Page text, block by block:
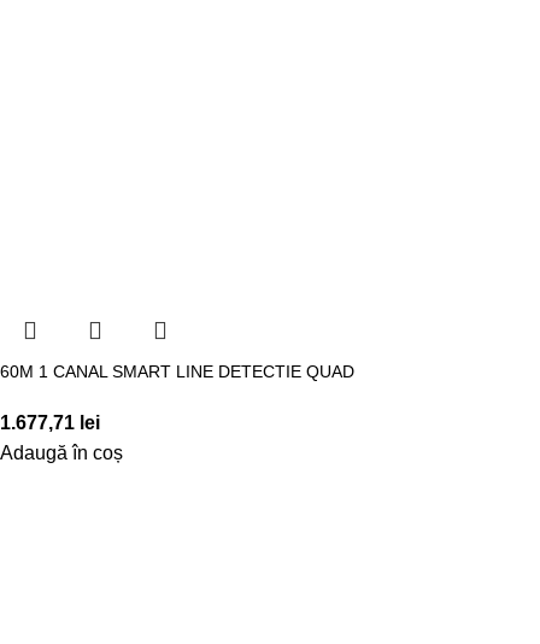
60M 1 CANAL SMART LINE DETECTIE QUAD
1.677,71 lei
Adaugă în coș